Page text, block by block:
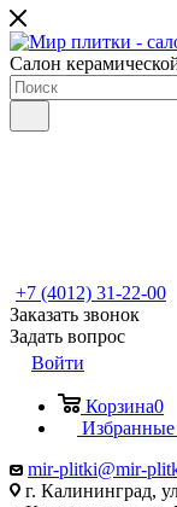
Салон
+7 (4012) 31-22-00
Заказать звонок
Задать вопрос
Войти
Корзина0
mir-plitki@mir-
г. Калининград,